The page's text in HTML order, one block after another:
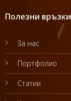
Полезни връзки
За нас
Портфолио
Статии